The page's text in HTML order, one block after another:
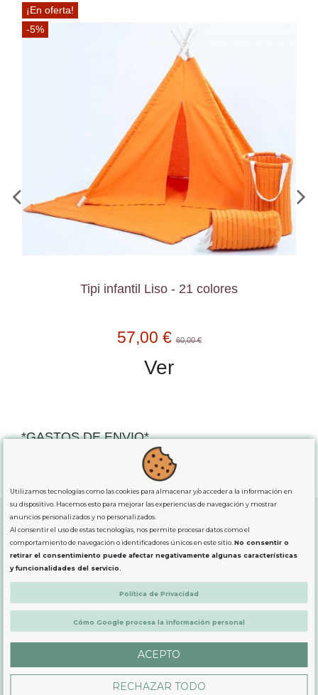
¡En oferta!
-5%
Tipi infantil Liso - 21 colores
57,00 €60,00 €
Ver
*GASTOS DE ENVIO*
para comprassuperiores a 80€
exclusiva para la peninsula.
SOBRE NOSOTROS
PRODUCTOS
CONTÁCTANOS
Utilizamos tecnologías como las cookies para almacenar y/o acceder a la información en
su dispositivo. Hacemos esto para mejorar las experiencias de navegación y mostrar
anuncios personalizados y no personalizados.
Al consentir el uso de estas tecnologías, nos permite procesar datos como el
comportamiento de navegación o identificadores únicos en este sitio.No consentir o
retirar el consentimiento puede afectar negativamente algunas características
y funcionalidades del servicio.
Política de Privacidad
Cómo Google procesa la información personal
ACEPTO
RECHAZAR TODO